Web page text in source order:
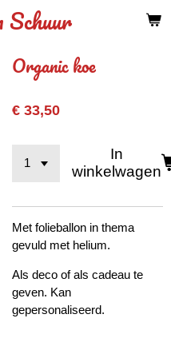
Organic koe
€ 33,50
In
winkelwagen
Met folieballon in thema
gevuld met helium.
Als deco of als cadeau te
geven. Kan
gepersonaliseerd.